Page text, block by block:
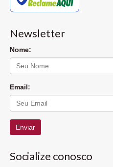
Newsletter
Nome:
Email:
Enviar
Socialize conosco